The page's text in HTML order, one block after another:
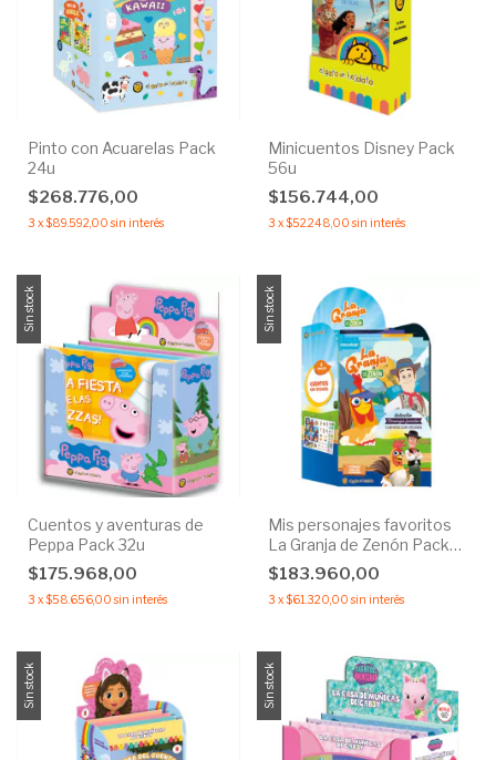
Pinto con Acuarelas Pack
24u
$268.776,00
3 x$89.592,00 sin interés
Minicuentos Disney Pack
56u
$156.744,00
3 x$52.248,00 sin interés
Sin stock
Cuentos y aventuras de
Peppa Pack 32u
$175.968,00
3 x$58.656,00 sin interés
Sin stock
Mis personajes favoritos
La Granja de Zenón Pack
40u
$183.960,00
3 x$61.320,00 sin interés
Sin stock Sin stock